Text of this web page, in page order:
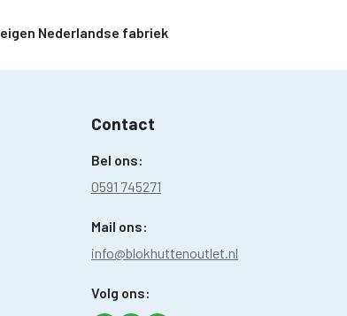
eigen Nederlandse fabriek
Contact
Bel ons:
0591 745271
Mail ons:
info@blokhuttenoutlet.nl
Volg ons: